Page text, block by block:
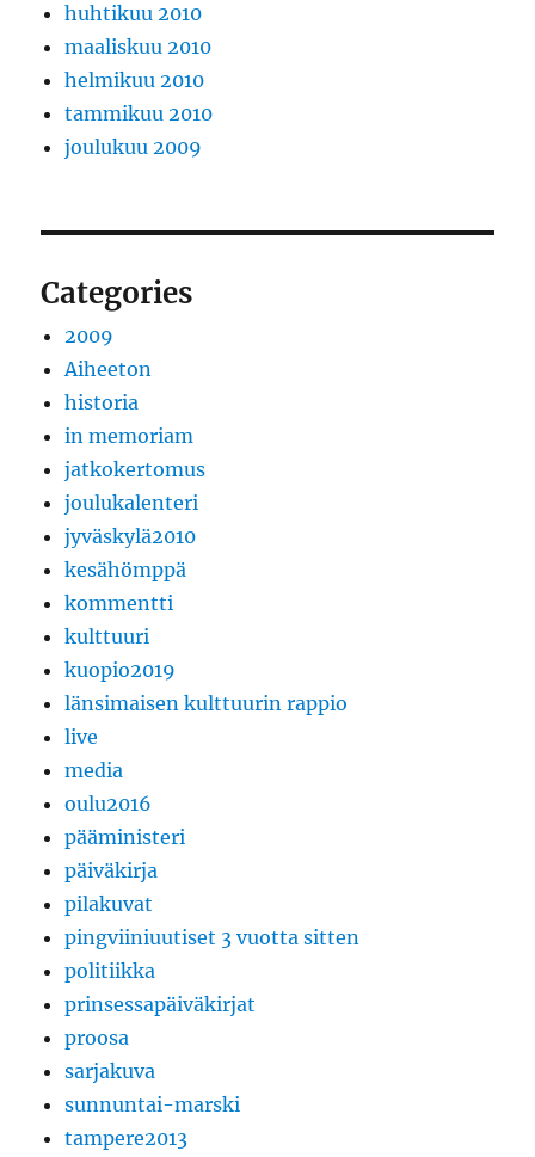
huhtikuu 2010
maaliskuu 2010
helmikuu 2010
tammikuu 2010
joulukuu 2009
Categories
2009
Aiheeton
historia
in memoriam
jatkokertomus
joulukalenteri
jyväskylä2010
kesähömppä
kommentti
kulttuuri
kuopio2019
länsimaisen kulttuurin rappio
live
media
oulu2016
pääministeri
päiväkirja
pilakuvat
pingviiniuutiset 3 vuotta sitten
politiikka
prinsessapäiväkirjat
proosa
sarjakuva
sunnuntai-marski
tampere2013